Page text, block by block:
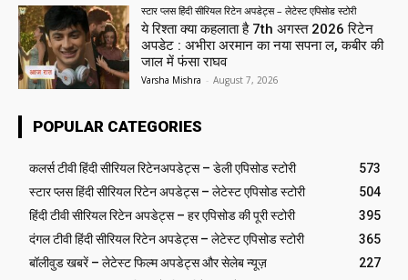
स्टार प्लस हिंदी सीरियल रिटेन अपडेट्स – लेटेस्ट एपिसोड स्टोरी
ये रिश्ता क्या कहलाता है 7th अगस्त 2026 रिटेन
अपडेट : अभीरा अरमान का नया सपना ल, कबीर की
जाल में फंसा राघव
Varsha Mishra - August 7, 2026
POPULAR CATEGORIES
कलर्स टीवी हिंदी सीरियल रिटेनअपडेट्स – डेली एपिसोड स्टोरी
573
स्टार प्लस हिंदी सीरियल रिटेन अपडेट्स – लेटेस्ट एपिसोड स्टोरी
504
हिंदी टीवी सीरियल रिटेन अपडेट्स – हर एपिसोड की पूरी स्टोरी
395
दंगल टीवी हिंदी सीरियल रिटेन अपडेट्स – लेटेस्ट एपिसोड स्टोरी
365
बॉलीवुड खबरें – लेटेस्ट फिल्म अपडेट्स और सेलेब न्यूज़
227